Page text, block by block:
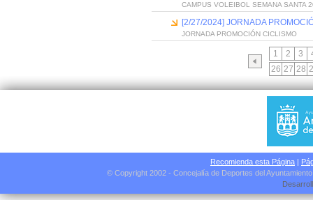
CAMPUS VOLEIBOL SEMANA SANTA
[2/27/2024] JORNADA
JORNADA PROMOCIÓN CICLISMO
1 2 3
26 27 28
Recomienda esta Página |
© Copyright 2002 - Concejalía de Deportes del